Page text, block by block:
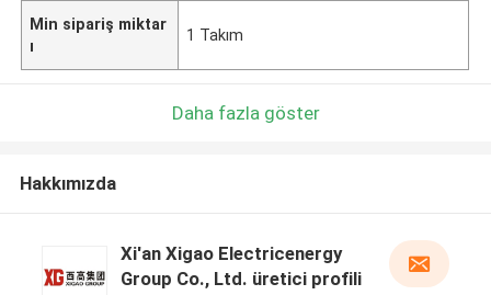
Min sipariş miktar
ı
1 Takım
Daha fazla göster
Hakkımızda
Xi'an Xigao Electricenergy
Group Co., Ltd. üretici profili